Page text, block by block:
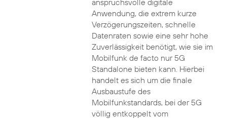
anspruchsvolle digitale
Anwendung, die extrem kurze
Verzögerungszeiten, schnelle
Datenraten sowie eine sehr hohe
Zuverlässigkeit benötigt, wie sie im
Mobilfunk de facto nur 5G
Standalone bieten kann. Hierbei
handelt es sich um die finale
Ausbaustufe des
Mobilfunkstandards, bei der 5G
völlig entkoppelt vom